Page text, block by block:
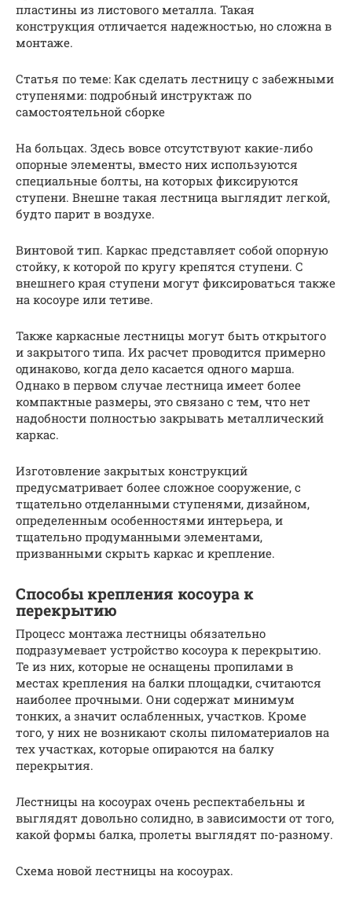
пластины из листового металла. Такая
конструкция отличается надежностью, но сложна в
монтаже.
Статья по теме: Как сделать лестницу с забежными
ступенями: подробный инструктаж по
самостоятельной сборке
На больцах. Здесь вовсе отсутствуют какие-либо
опорные элементы, вместо них используются
специальные болты, на которых фиксируются
ступени. Внешне такая лестница выглядит легкой,
будто парит в воздухе.
Винтовой тип. Каркас представляет собой опорную
стойку, к которой по кругу крепятся ступени. С
внешнего края ступени могут фиксироваться также
на косоуре или тетиве.
Также каркасные лестницы могут быть открытого
и закрытого типа. Их расчет проводится примерно
одинаково, когда дело касается одного марша.
Однако в первом случае лестница имеет более
компактные размеры, это связано с тем, что нет
надобности полностью закрывать металлический
каркас.
Изготовление закрытых конструкций
предусматривает более сложное сооружение, с
тщательно отделанными ступенями, дизайном,
определенным особенностями интерьера, и
тщательно продуманными элементами,
призванными скрыть каркас и крепление.
Способы крепления косоура к
перекрытию
Процесс монтажа лестницы обязательно
подразумевает устройство косоура к перекрытию.
Те из них, которые не оснащены пропилами в
местах крепления на балки площадки, считаются
наиболее прочными. Они содержат минимум
тонких, а значит ослабленных, участков. Кроме
того, у них не возникают сколы пиломатериалов на
тех участках, которые опираются на балку
перекрытия.
Лестницы на косоурах очень респектабельны и
выглядят довольно солидно, в зависимости от того,
какой формы балка, пролеты выглядят по-разному.
Схема новой лестницы на косоурах.